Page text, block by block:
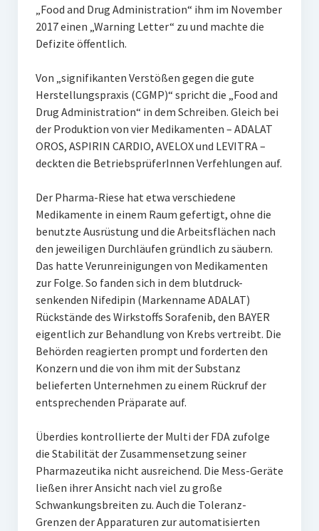
„Food and Drug Administration“ ihm im November
2017 einen „Warning Letter“ zu und machte die
Defizite öffentlich.
Von „signifikanten Verstößen gegen die gute
Herstellungspraxis (CGMP)“ spricht die „Food and
Drug Administration“ in dem Schreiben. Gleich bei
der Produktion von vier Medikamenten – ADALAT
OROS, ASPIRIN CARDIO, AVELOX und LEVITRA –
deckten die BetriebsprüferInnen Verfehlungen auf.
Der Pharma-Riese hat etwa verschiedene
Medikamente in einem Raum gefertigt, ohne die
benutzte Ausrüstung und die Arbeitsflächen nach
den jeweiligen Durchläufen gründlich zu säubern.
Das hatte Verunreinigungen von Medikamenten
zur Folge. So fanden sich in dem blutdruck-
senkenden Nifedipin (Markenname ADALAT)
Rückstände des Wirkstoffs Sorafenib, den BAYER
eigentlich zur Behandlung von Krebs vertreibt. Die
Behörden reagierten prompt und forderten den
Konzern und die von ihm mit der Substanz
belieferten Unternehmen zu einem Rückruf der
entsprechenden Präparate auf.
Überdies kontrollierte der Multi der FDA zufolge
die Stabilität der Zusammensetzung seiner
Pharmazeutika nicht ausreichend. Die Mess-Geräte
ließen ihrer Ansicht nach viel zu große
Schwankungsbreiten zu. Auch die Toleranz-
Grenzen der Apparaturen zur automatisierten